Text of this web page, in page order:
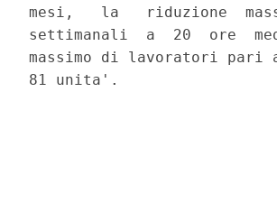
mesi,   la   riduzione
settimanali  a  20  ore
massimo di lavoratori pari